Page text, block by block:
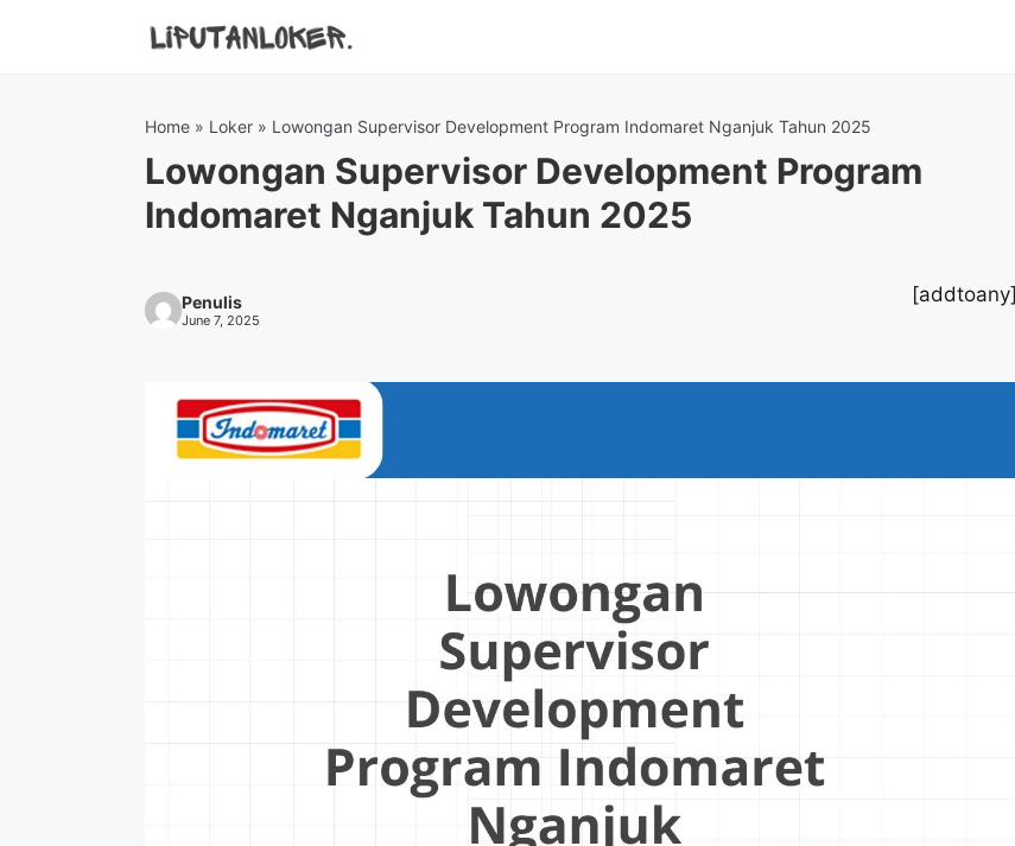
Home » Loker » Lowongan Supervisor Development Program Indomaret Nganjuk Tahun 2025
Lowongan Supervisor Development Program
Indomaret Nganjuk Tahun 2025
Penulis
June 7, 2025
[addtoany]